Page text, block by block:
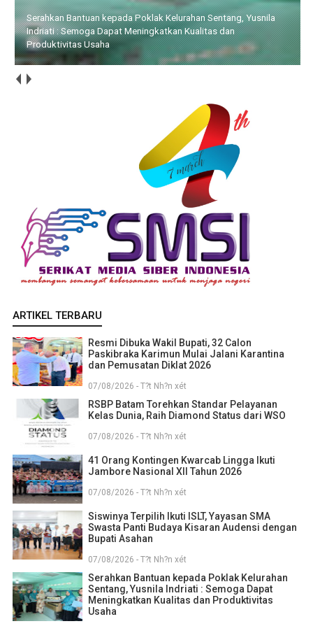
Serahkan Bantuan kepada Poklak Kelurahan Sentang, Yusnila
Indriati : Semoga Dapat Meningkatkan Kualitas dan
Produktivitas Usaha
ARTIKEL TERBARU
Resmi Dibuka Wakil Bupati, 32 Calon
Paskibraka Karimun Mulai Jalani Karantina
dan Pemusatan Diklat 2026
07/08/2026 - T?t Nh?n xét
RSBP Batam Torehkan Standar Pelayanan
Kelas Dunia, Raih Diamond Status dari WSO
07/08/2026 - T?t Nh?n xét
41 Orang Kontingen Kwarcab Lingga Ikuti
Jambore Nasional XII Tahun 2026
07/08/2026 - T?t Nh?n xét
Siswinya Terpilih Ikuti ISLT, Yayasan SMA
Swasta Panti Budaya Kisaran Audensi dengan
Bupati Asahan
07/08/2026 - T?t Nh?n xét
Serahkan Bantuan kepada Poklak Kelurahan
Sentang, Yusnila Indriati : Semoga Dapat
Meningkatkan Kualitas dan Produktivitas
Usaha